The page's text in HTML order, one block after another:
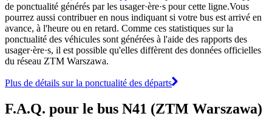
de ponctualité générés par les usager·ère·s pour cette ligne.Vous
pourrez aussi contribuer en nous indiquant si votre bus est arrivé en
avance, à l'heure ou en retard. Comme ces statistiques sur la
ponctualité des véhicules sont générées à l'aide des rapports des
usager·ère·s, il est possible qu'elles diffèrent des données officielles
du réseau ZTM Warszawa.
Plus de détails sur la ponctualité des départs
F.A.Q. pour le bus N41 (ZTM Warszawa)